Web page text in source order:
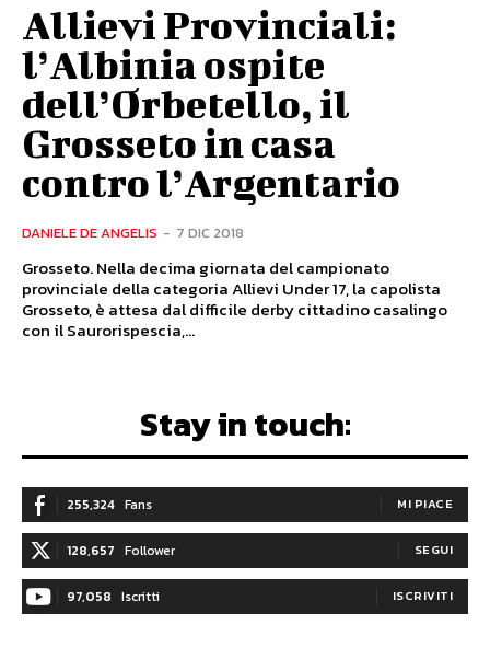
Allievi Provinciali:
l’Albinia ospite
dell’Orbetello, il
Grosseto in casa
contro l’Argentario
DANIELE DE ANGELIS - 7 DIC 2018
Grosseto. Nella decima giornata del campionato
provinciale della categoria Allievi Under 17, la capolista
Grosseto, è attesa dal difficile derby cittadino casalingo
con il Saurorispescia,...
Stay in touch:
255,324 Fans MI PIACE
128,657 Follower SEGUI
97,058 Iscritti ISCRIVITI